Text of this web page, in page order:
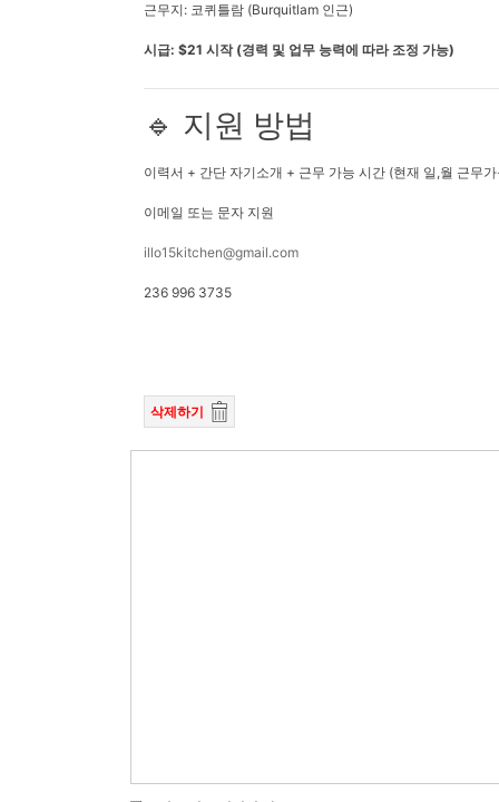
근무지: 코퀴틀람 (Burquitlam 인근)
시급: $21 시작 (경력 및 업무 능력에 따라 조정 가능)
🔹 지원 방법
이력서 + 간단 자기소개 + 근무 가능 시간 (현재 일,월 근무
이메일 또는 문자 지원
illo15kitchen@gmail.com
236 996 3735
삭제하기